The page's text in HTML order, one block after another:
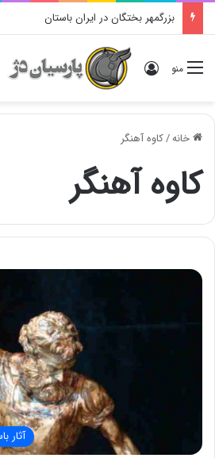
بزرگمهر بختگان در ایران باستان
منو ورود
خانه/کاوه آهنگر
کاوه آهنگر
آثار